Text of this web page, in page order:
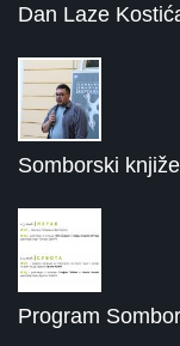
Dan Laze
Somborski
Program